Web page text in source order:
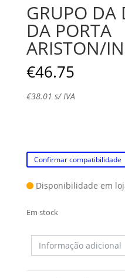
GRUPO DA
DA PORTA
ARISTON/
€46.75
€38.01 s/ IVA
Confirmar compatibilidade
Disponibilidade em
Em stock